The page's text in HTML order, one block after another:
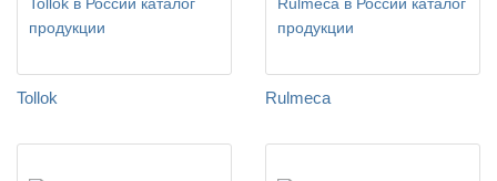
Tollok Rulmeca